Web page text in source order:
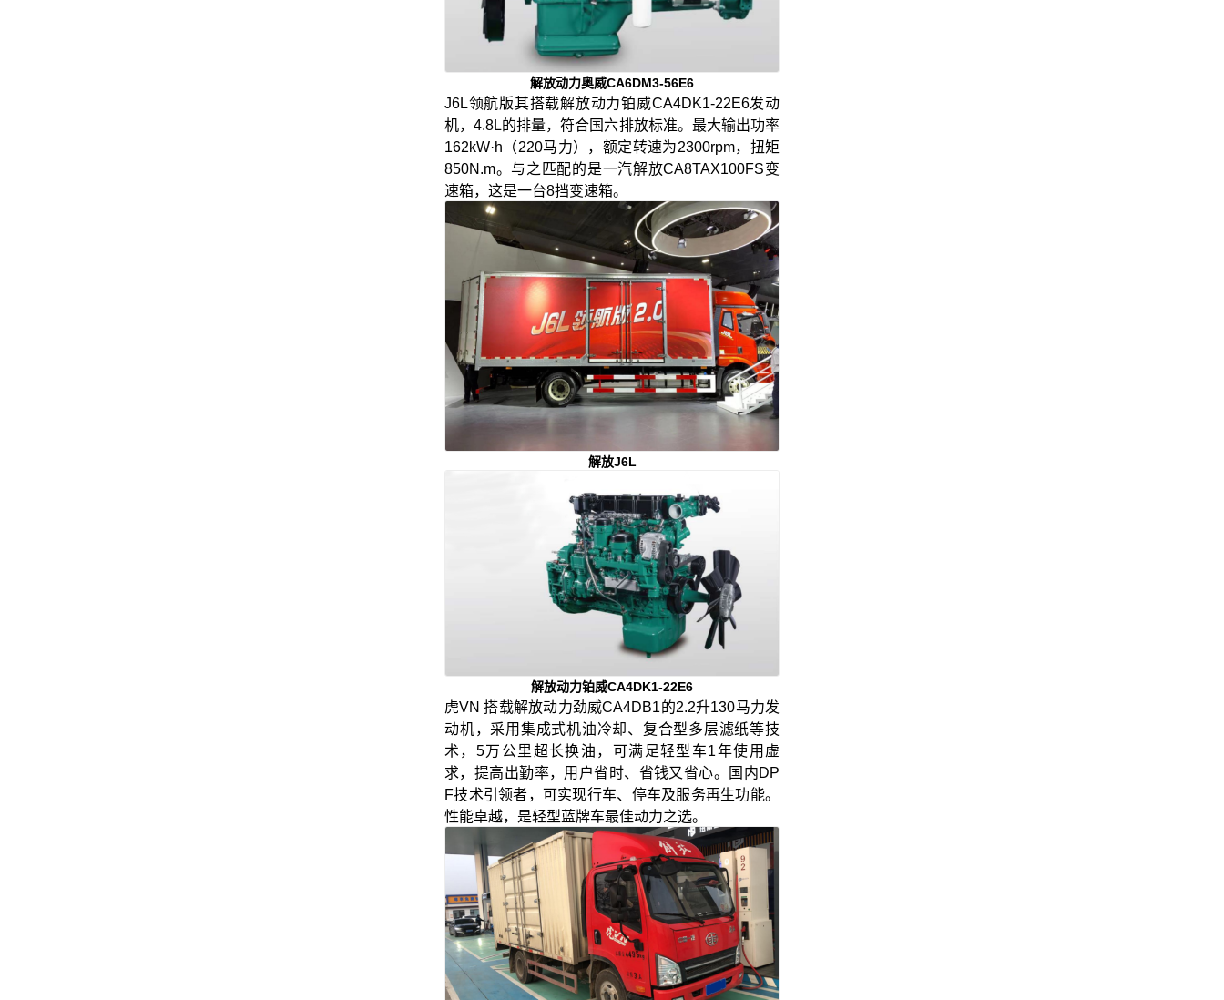
解放动力奥威CA6DM3-56E6
J6L领航版其搭载解放动力铂威CA4DK1-22E6发动
机，4.8L的排量，符合国六排放标准。最大输出功率
162kW·h（220马力），额定转速为2300rpm，扭矩
850N.m。与之匹配的是一汽解放CA8TAX100FS变
速箱，这是一台8挡变速箱。
解放J6L
解放动力铂威CA4DK1-22E6
虎VN 搭载解放动力劲威CA4DB1的2.2升130马力发
动机，采用集成式机油冷却、复合型多层滤纸等技
术，5万公里超长换油，可满足轻型车1年使用虚
求，提高出勤率，用户省时、省钱又省心。国内DP
F技术引领者，可实现行车、停车及服务再生功能。
性能卓越，是轻型蓝牌车最佳动力之选。